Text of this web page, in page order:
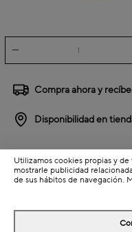
Compra ahora y
Disponibilidad en
Colección: Geoh
Utilizamos cookies propias y
mostrarle publicidad
de sus hábitos de navegación.